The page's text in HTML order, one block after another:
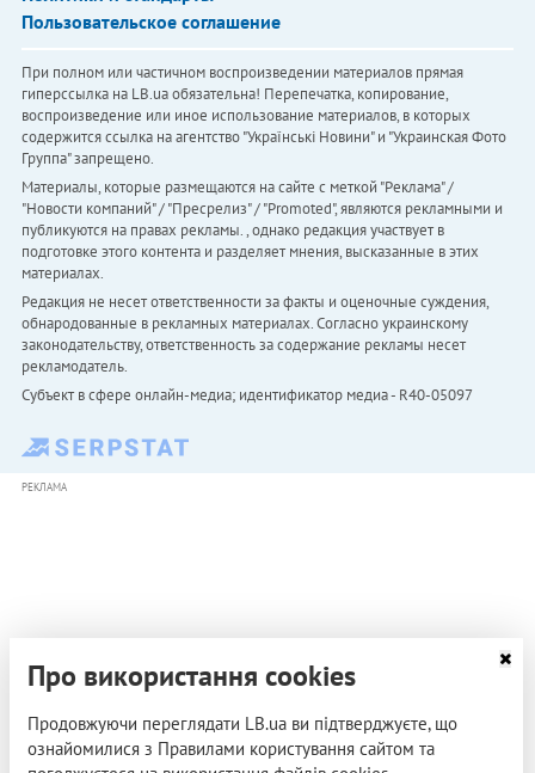
Пользовательское соглашение
При полном или частичном воспроизведении материалов прямая
гиперссылка на LB.ua обязательна! Перепечатка, копирование,
воспроизведение или иное использование материалов, в которых
содержится ссылка на агентство "Українськi Новини" и "Украинская Фото
Группа" запрещено.
Материалы, которые размещаются на сайте с меткой "Реклама" /
"Новости компаний" / "Пресрелиз" / "Promoted", являются рекламными и
публикуются на правах рекламы. , однако редакция участвует в
подготовке этого контента и разделяет мнения, высказанные в этих
материалах.
Редакция не несет ответственности за факты и оценочные суждения,
обнародованные в рекламных материалах. Согласно украинскому
законодательству, ответственность за содержание рекламы несет
рекламодатель.
Субъект в сфере онлайн-медиа; идентификатор медиа - R40-05097
РЕКЛАМА
Про використання cookies
Продовжуючи переглядати LB.ua ви підтверджуєте, що
ознайомилися з Правилами користування сайтом та